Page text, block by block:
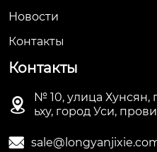
Новости
Контакты
Контакты

№ 10, улица Хунсян,
ьху, город Уси,
